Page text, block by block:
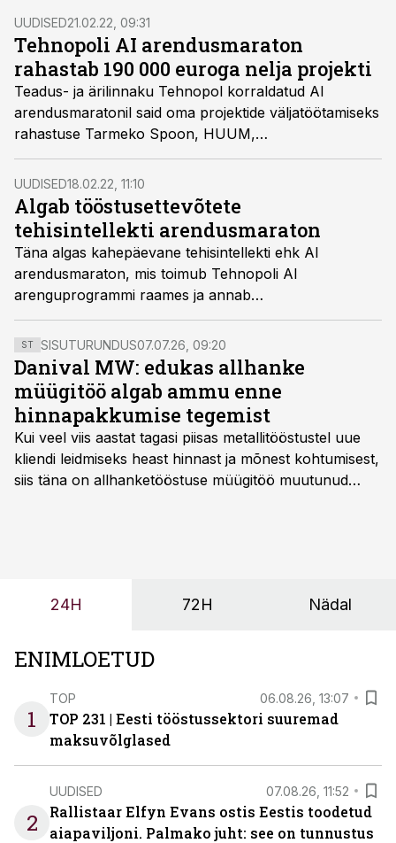
UUDISED21.02.22, 09:31
Tehnopoli AI arendusmaraton
rahastab 190 000 euroga nelja projekti
Teadus- ja ärilinnaku Tehnopol korraldatud AI
arendusmaratonil said oma projektide väljatöötamiseks
rahastuse Tarmeko Spoon, HUUM,
Tervisetehnoloogiate Arenduskeskus ja Sporrong
Eesti. Kokku investeeriti pilootprojektidesse 190 000
eurot.
UUDISED18.02.22, 11:10
Algab tööstusettevõtete
tehisintellekti arendusmaraton
Täna algas kahepäevane tehisintellekti ehk AI
arendusmaraton, mis toimub Tehnopoli AI
arenguprogrammi raames ja annab
tööstusettevõtetele võimaluse liikuda oma lahendusega
edasi AI kiirendisse.
ST SISUTURUNDUS07.07.26, 09:20
Danival MW: edukas allhanke
müügitöö algab ammu enne
hinnapakkumise tegemist
Kui veel viis aastat tagasi piisas metallitööstustel uue
kliendi leidmiseks heast hinnast ja mõnest kohtumisest,
siis täna on allhanketööstuse müügitöö muutunud
24H 72H Nädal
ENIMLOETUD
1
TOP 06.08.26, 13:07
TOP 231 | Eesti tööstussektori suuremad
maksuvõlglased
2
UUDISED 07.08.26, 11:52
Rallistaar Elfyn Evans ostis Eestis toodetud
aiapaviljoni. Palmako juht: see on tunnustus